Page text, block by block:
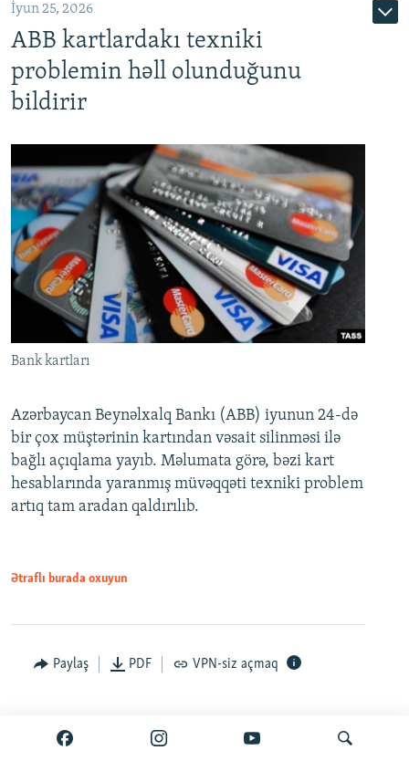
İyun 25, 2026
ABB kartlardakı texniki
problemin həll olunduğunu
bildirir
Bank kartları
Azərbaycan Beynəlxalq Bankı (ABB) iyunun 24-də
bir çox müştərinin kartından vəsait silinməsi ilə
bağlı açıqlama yayıb. Məlumata görə, bəzi kart
hesablarında yaranmış müvəqqəti texniki problem
artıq tam aradan qaldırılıb.
Ətraflı burada oxuyun
Paylaş PDF VPN-siz açmaq